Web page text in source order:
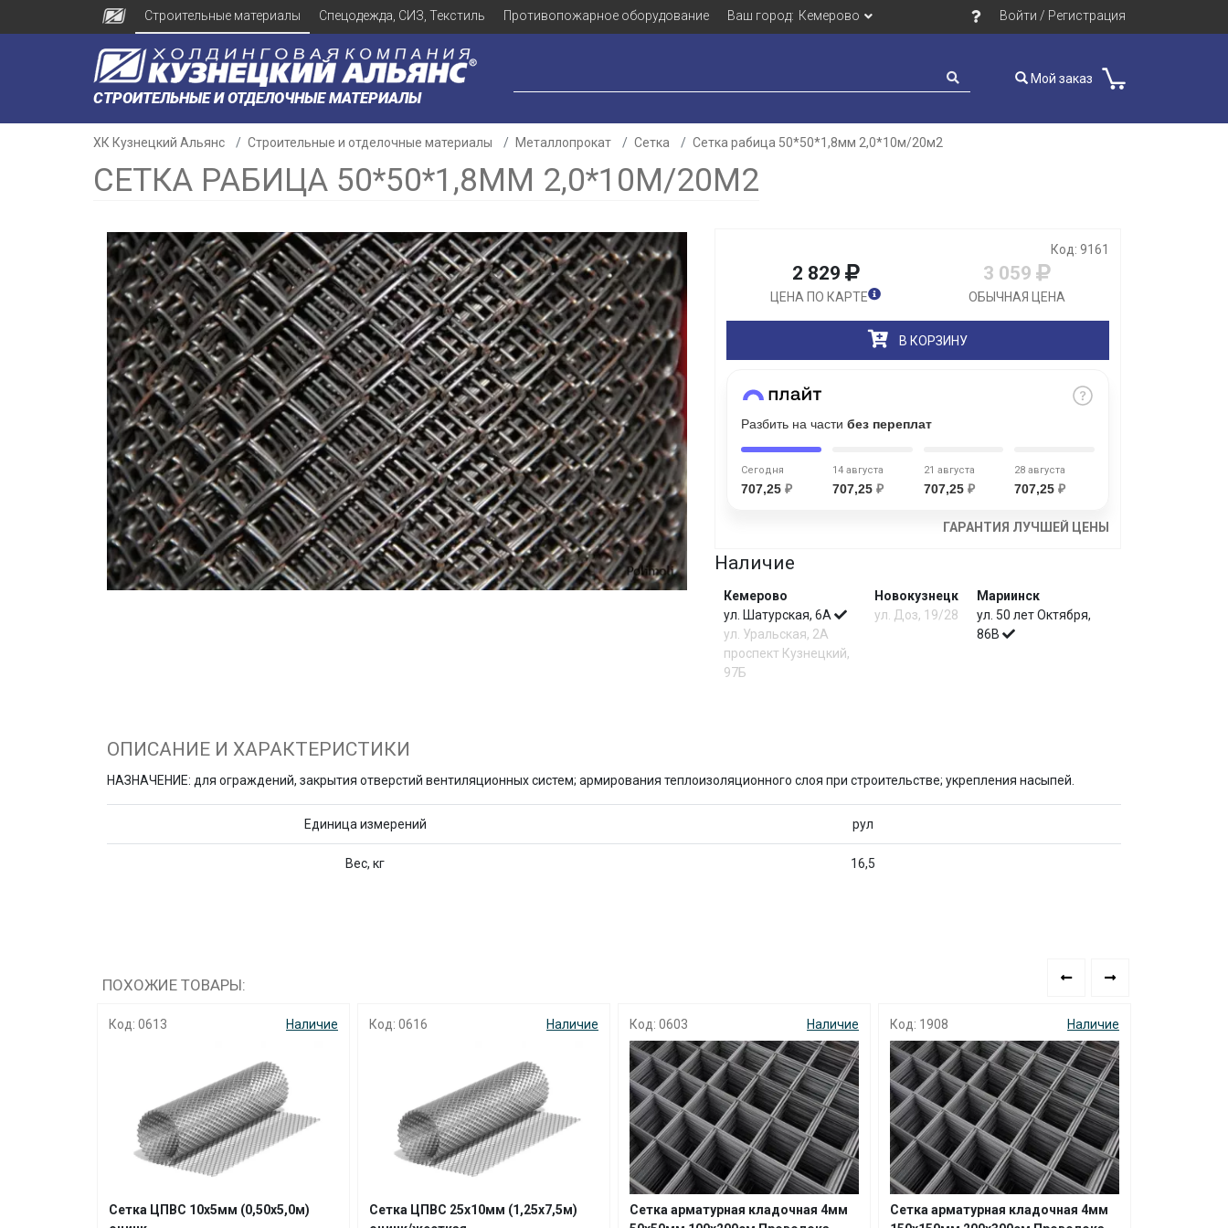
Строительные материалы Спецодежда, СИЗ, Текстиль Противопожарное оборудование Ваш город: Кемерово Войти / Регистрация
СТРОИТЕЛЬНЫЕ И ОТДЕЛОЧНЫЕ МАТЕРИАЛЫ
Мой заказ
ХК Кузнецкий Альянс Строительные и отделочные материалы Металлопрокат Сетка Сетка рабица 50*50*1,8мм 2,0*10м/20м2
СЕТКА РАБИЦА 50*50*1,8ММ 2,0*10М/20М2
Код: 9161
2 829
ЦЕНА ПО КАРТЕ
3 059
ОБЫЧНАЯ ЦЕНА
В КОРЗИНУ
Разбить на части без переплат
Сегодня
707,25 ₽
14 августа
707,25 ₽
21 августа
707,25 ₽
28 августа
707,25₽
ГАРАНТИЯ ЛУЧШЕЙ ЦЕНЫ
Наличие
Кемерово
ул. Шатурская, 6А
ул. Уральская, 2А
проспект Кузнецкий,
97Б
Новокузнецк
ул. Доз, 19/28
Мариинск
ул. 50 лет Октября,
86В
ОПИСАНИЕ И ХАРАКТЕРИСТИКИ
НАЗНАЧЕНИЕ: для ограждений, закрытия отверстий вентиляционных систем; армирования теплоизоляционного слоя при строительстве; укрепления насыпей.
Единица измерений рул
Вес, кг 16,5
ПОХОЖИЕ ТОВАРЫ:
Код: 0616 Наличие
Сетка ЦПВС 25х10мм (1,25х7,5м)
Код: 0603 Наличие
Сетка арматурная кладочная 4мм
Код: 1908 Наличие
Сетка арматурная кладочная 4мм
Код: 7799 Наличие
Сетка арматурная кладочная 4мм
Для клиентов всех банков
Разбейтеоплату
на частибез переплат
График платежей
Сегодня
25%
Добавляйте товарыв корзину
Оставшиеся75% будутсписываться
раз в 2
Остались вопросы?
8 800 302-02-51
plait.ru